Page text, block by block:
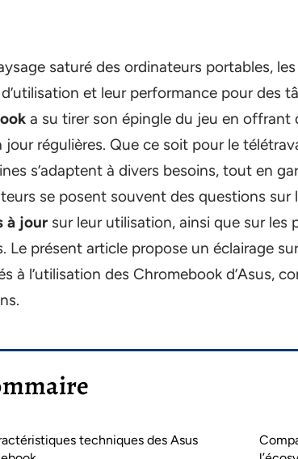
saturé des ordinateurs portables,
et leur performance pour des
a su tirer son épingle du jeu en offrant
jour régulières. Que ce soit pour le
s’adaptent à divers besoins, tout en
se posent souvent des questions sur
à jour sur leur utilisation, ainsi que sur les
Le présent article propose un éclairage
à l’utilisation des Chromebook d’Asus,
techniques des Asus